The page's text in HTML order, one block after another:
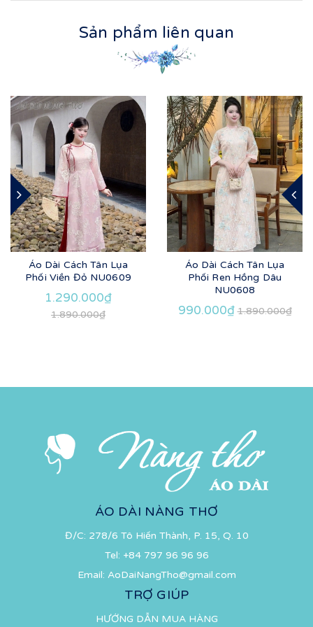
Sản phẩm liên quan
Áo Dài Cách Tân Lụa
Phối Viền Đỏ NU0609
1.290.000₫
1.890.000₫
Áo Dài Cách Tân Lụa
Phối Ren Hồng Dâu
NU0608
990.000₫ 1.890.000₫
ÁO DÀI NÀNG THƠ
Đ/C: 278/6 Tô Hiến Thành, P. 15, Q. 10
Tel: +84 797 96 96 96
Email: AoDaiNangTho@gmail.com
TRỢ GIÚP
HƯỚNG DẪN MUA HÀNG